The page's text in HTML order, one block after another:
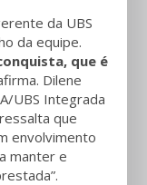
da UBS
da equipe.
que é
Dilene
UBS Integrada
que
envolvimento
manter e